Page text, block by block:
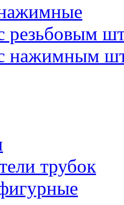
резьбовым
нажимным
трубок